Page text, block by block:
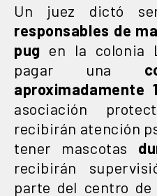
Un juez dictó
responsables de
pug en la colonia
pagar una
aproximadamente
asociación
recibirán atención
tener mascotas
recibirán
parte del centro